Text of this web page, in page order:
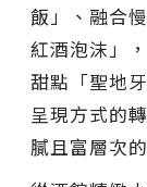
飯」、融合
紅酒泡沫」
甜點「聖地
呈現方式的
膩且富層次